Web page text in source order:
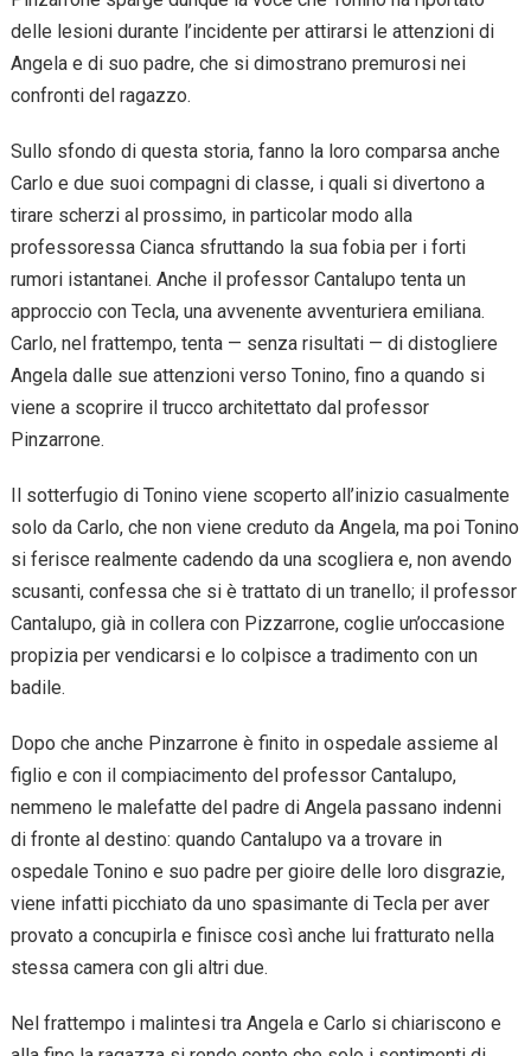
delle lesioni durante l’incidente per attirarsi le attenzioni di
Angela e di suo padre, che si dimostrano premurosi nei
confronti del ragazzo.
Sullo sfondo di questa storia, fanno la loro comparsa anche
Carlo e due suoi compagni di classe, i quali si divertono a
tirare scherzi al prossimo, in particolar modo alla
professoressa Cianca sfruttando la sua fobia per i forti
rumori istantanei. Anche il professor Cantalupo tenta un
approccio con Tecla, una avvenente avventuriera emiliana.
Carlo, nel frattempo, tenta — senza risultati — di distogliere
Angela dalle sue attenzioni verso Tonino, fino a quando si
viene a scoprire il trucco architettato dal professor
Pinzarrone.
Il sotterfugio di Tonino viene scoperto all’inizio casualmente
solo da Carlo, che non viene creduto da Angela, ma poi Tonino
si ferisce realmente cadendo da una scogliera e, non avendo
scusanti, confessa che si è trattato di un tranello; il professor
Cantalupo, già in collera con Pizzarrone, coglie un’occasione
propizia per vendicarsi e lo colpisce a tradimento con un
badile.
Dopo che anche Pinzarrone è finito in ospedale assieme al
figlio e con il compiacimento del professor Cantalupo,
nemmeno le malefatte del padre di Angela passano indenni
di fronte al destino: quando Cantalupo va a trovare in
ospedale Tonino e suo padre per gioire delle loro disgrazie,
viene infatti picchiato da uno spasimante di Tecla per aver
provato a concupirla e finisce così anche lui fratturato nella
stessa camera con gli altri due.
Nel frattempo i malintesi tra Angela e Carlo si chiariscono e